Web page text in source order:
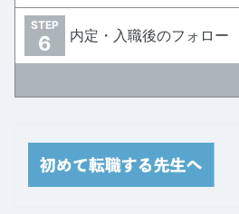
STEP
6 内定・入職後のフォロー